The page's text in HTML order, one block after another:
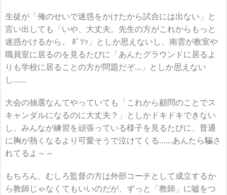
生徒が「俺のせいで迷惑をかけたから試合には出ない」と
言い出しても「いや、大丈夫。先生の方がこれからもっと
迷惑かけるから。 ﾎﾞｿｯ」としか思えないし、南雲が教室や
職員室に居るのを見るたびに「あんたグラウンドに居るよ
りも学校に居ることの方が問題だぞ…」としか思えない
し……
大会の抽選なんてやっていても「これから顧問のことでス
キャンダルになるのに大丈夫？」としかドキドキできない
し、みんなが練習を頑張っている様子を見るたびに、普通
に胸が熱くなるより可愛そうで泣けてくる……あんたら騙さ
れてるよ～～
もちろん、むしろ監督の方は外部コーチとして成立するか
ら教師じゃなくてもいいのだが、ずっと「教師」に嘘をつ